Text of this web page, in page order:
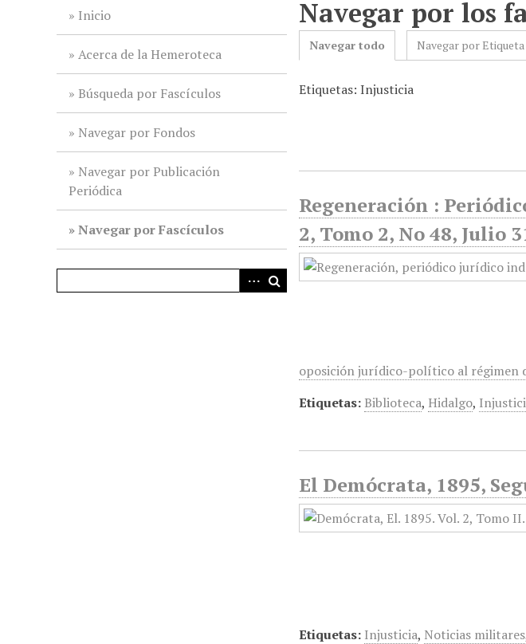
Inicio
Acerca de la Hemeroteca
Búsqueda por Fascículos
Navegar por Fondos
Navegar por Publicación
Periódica
Navegar por Fascículos
Navegar por los
Navegar todo Navegar por Etiqueta
Etiquetas: Injusticia
Regeneración :
2, Tomo 2, No 48, Julio
oposición jurídico-político al régimen
Etiquetas: Biblioteca, Hidalgo,
El Demócrata, 1895,
Etiquetas: Injusticia, Noticias militares